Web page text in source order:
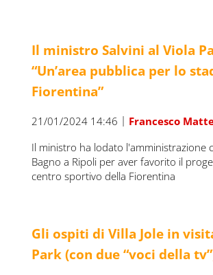
Il ministro Salvini al Viola
“Un’area pubblica per lo
Fiorentina”
21/01/2024 14:46 | Francesco
Il ministro ha lodato l'amministrazione
Bagno a Ripoli per aver favorito il
centro sportivo della Fiorentina
Gli ospiti di Villa Jole in
Park (con due “voci della